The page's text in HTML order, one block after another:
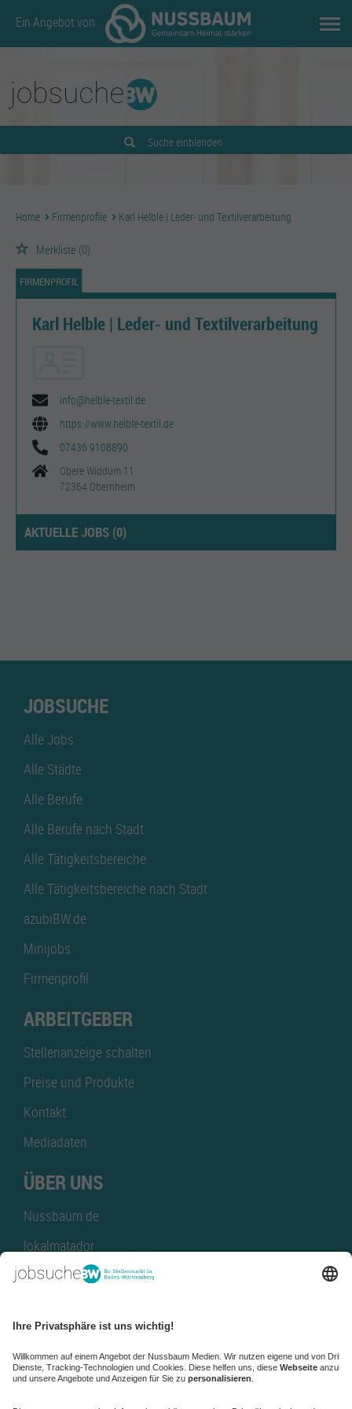
Ein Angebot von
Suche einblenden
Home Firmenprofile Karl Helble | Leder- und Textilverarbeitung
Merkliste (0)
FIRMENPROFIL
Karl Helble | Leder- und Textilverarbeitung
info@helble-textil.de
https://www.helble-textil.de
07436 9108890
Obere Widdum 11
72364 Obernheim
AKTUELLE JOBS (0)
JOBSUCHE
Alle Jobs
Alle Städte
Alle Berufe
Alle Berufe nach Stadt
Alle Tätigkeitsbereiche
Alle Tätigkeitsbereiche nach Stadt
azubiBW.de
Minijobs
Firmenprofil
ARBEITGEBER
Stellenanzeige schalten
Preise und Produkte
Kontakt
Mediadaten
ÜBER UNS
Nussbaum.de
lokalmatador
kaufinBW
NussbaumID
Nussbaum Medien